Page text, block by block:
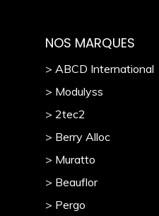
NOS MARQUES
> ABCD International
> Modulyss
> 2tec2
> Berry Alloc
> Muratto
> Beauflor
> Pergo